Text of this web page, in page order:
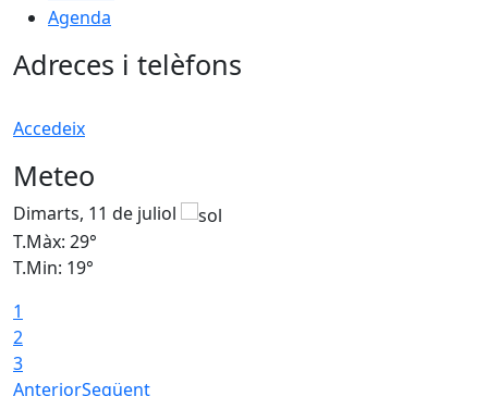
Agenda
Adreces i telèfons
Accedeix
Meteo
Dimarts, 11 de juliol
T.Màx: 29°
T.Min: 19°
1
2
3
AnteriorSegüent